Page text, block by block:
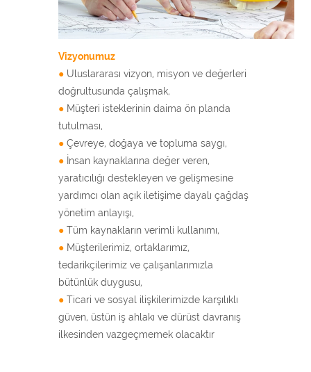
Vizyonumuz
● Uluslararası vizyon, misyon ve değerleri
doğrultusunda çalışmak,
● Müşteri isteklerinin daima ön planda
tutulması,
● Çevreye, doğaya ve topluma saygı,
● İnsan kaynaklarına değer veren,
yaratıcılığı destekleyen ve gelişmesine
yardımcı olan açık iletişime dayalı çağdaş
yönetim anlayışı,
● Tüm kaynakların verimli kullanımı,
● Müşterilerimiz, ortaklarımız,
tedarikçilerimiz ve çalışanlarımızla
bütünlük duygusu,
● Ticari ve sosyal ilişkilerimizde karşılıklı
güven, üstün iş ahlakı ve dürüst davranış
ilkesinden vazgeçmemek olacaktır